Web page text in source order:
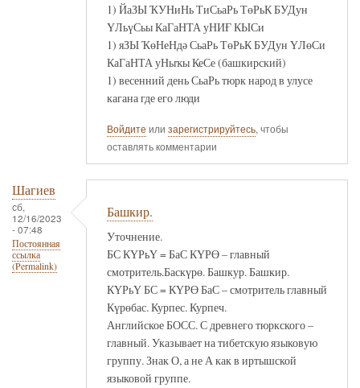
1) ЙаЗЫ ҠУНиНь ТиСьаРь ТөРьК БУДун
ҮЛьүСьы КаГаНТА уНИҒ КЫСи
1) яЗЫ ҠөНеНдә СьаРь ТөРьК БУДун ҮЛөСи
КаГаНТА уНыҡы КеСе (башкирский)
1) весенний день СьаРь тюрк народ в улусе
кагана где его люди
Войдите или зарегистрируйтесь, чтобы
оставлять комментарии
Шагиев
сб,
12/16/2023
- 07:48
Постоянная
ссылка
(Permalink)
Башкир.
Уточнение.
БС КҮРьҮ = БаС КҮРӨ – главный
смотритель.Баскүрө. Башкур. Башкир.
КҮРьҮ БС = КҮРӨ БаС – смотритель главный
Күрөбас. Курпес. Курпеч.
Английское БОСС. С древнего тюркского –
главный. Указывает на тибетскую языковую
группу. Знак О, а не А как в иртышской
языковой группе.